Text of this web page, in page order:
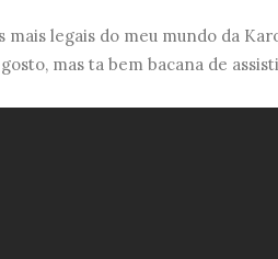
legais do meu mundo da
mas ta bem bacana de